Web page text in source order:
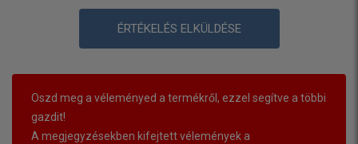
ÉRTÉKELÉS ELKÜLDÉSE
Oszd meg a véleményed a termékről, ezzel segítve a többi
gazdit!
A megjegyzésekben kifejtett vélemények a